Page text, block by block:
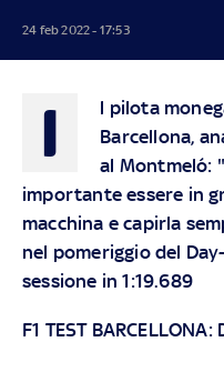
24 feb 2022 - 17:53
I
l pilota
Barcellona,
al Montmeló:
importante essere in
macchina e capirla
nel pomeriggio del
sessione in 1:19.689
F1 TEST BARCELLONA: